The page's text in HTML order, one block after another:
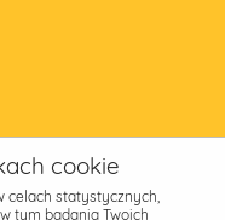
cookie
celach statystycznych,
tym badania Twoich